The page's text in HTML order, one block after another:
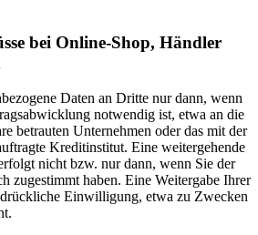
bei Online-Shop, Händler
Daten an Dritte nur dann, wenn
notwendig ist, etwa an die
betrauten Unternehmen oder das mit der
Kreditinstitut. Eine weitergehende
nicht bzw. nur dann, wenn Sie der
zugestimmt haben. Eine Weitergabe Ihrer
Einwilligung, etwa zu Zwecken